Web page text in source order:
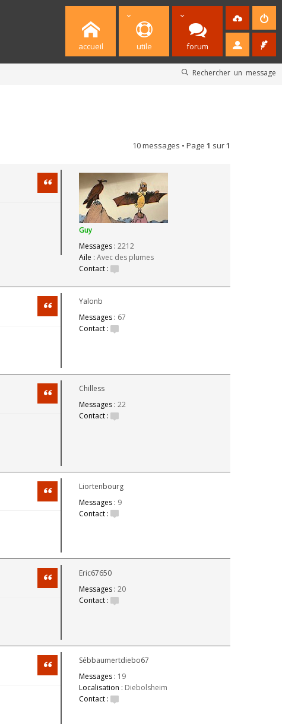
accueil utile forum
Rechercher un message
10 messages • Page 1 sur1
Guy
Messages : 2212
Aile : Avec des plumes
Contact :
Citation
Yalonb
Messages : 67
Contact :
Citation
Chilless
Messages : 22
Contact :
Citation
Liortenbourg
Messages : 9
Contact :
Citation
Eric67650
Messages : 20
Contact :
Citation
Sébbaumertdiebo67
Messages : 19
Localisation : Diebolsheim
Contact :
Citation